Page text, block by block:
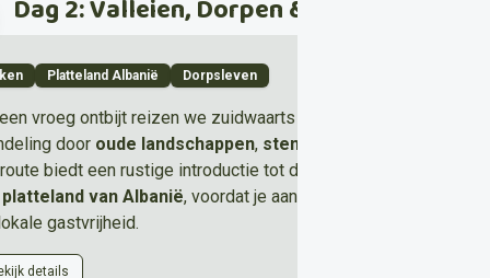
Dag 2: Valleien, Dorpen & Hooggelegen
Platteland Albanië Dorpsleven
vroeg ontbijt reizen we zuidwaarts naar het
door oude landschappen, stenen dorpen
biedt een rustige introductie tot de
platteland van Albanië, voordat je aankomt bij het pension
gastvrijheid.
details